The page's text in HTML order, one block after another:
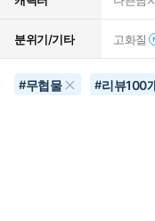
분위기/기타 고화질
#무협물 #리뷰100